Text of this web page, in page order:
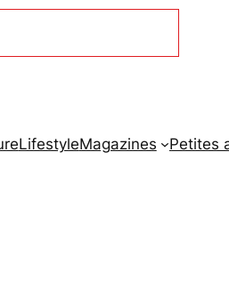
LifestyleMagazines Petites